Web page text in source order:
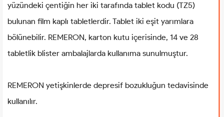
yüzündeki çentiğin her iki tarafında tablet kodu (TZ5)
bulunan film kaplı tabletlerdir. Tablet iki eşit yarımlara
bölünebilir. REMERON, karton kutu içerisinde, 14 ve 28
tabletlik blister ambalajlarda kullanıma sunulmuştur.
REMERON yetişkinlerde depresif bozukluğun tedavisinde
kullanılır.